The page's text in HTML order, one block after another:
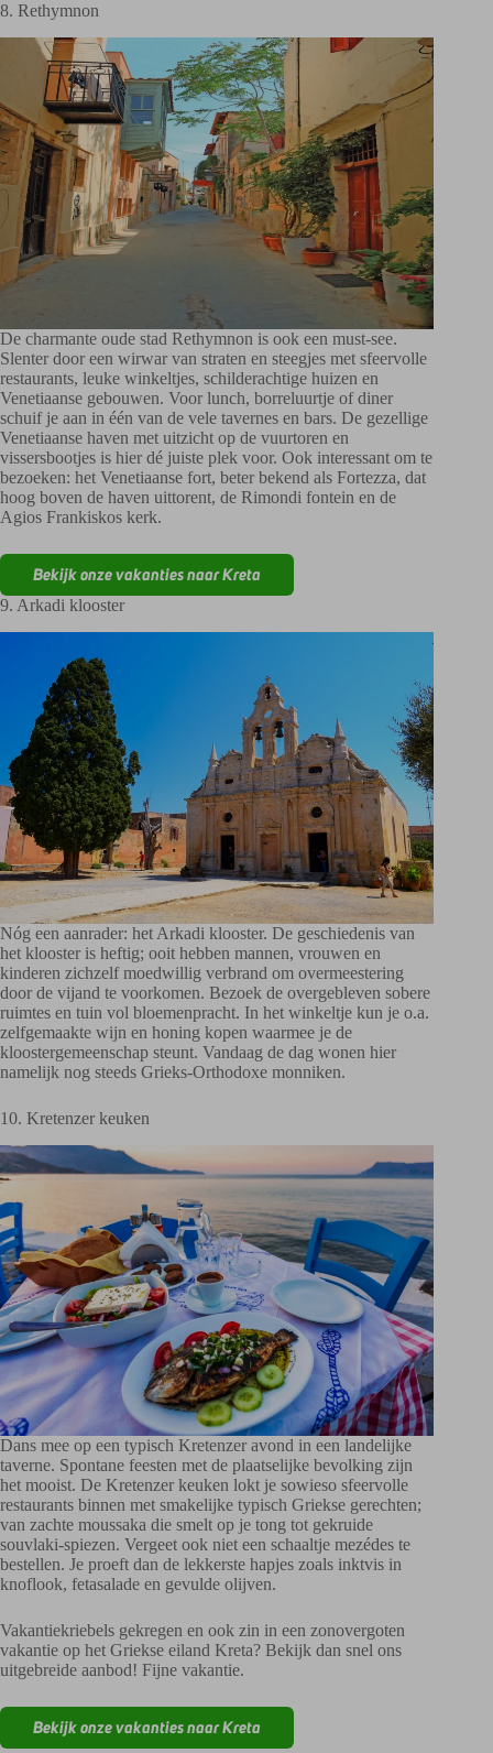
8. Rethymnon
De charmante oude stad Rethymnon is ook een must-see.
Slenter door een wirwar van straten en steegjes met sfeervolle
restaurants, leuke winkeltjes, schilderachtige huizen en
Venetiaanse gebouwen. Voor lunch, borreluurtje of diner
schuif je aan in één van de vele tavernes en bars. De gezellige
Venetiaanse haven met uitzicht op de vuurtoren en
vissersbootjes is hier dé juiste plek voor. Ook interessant om te
bezoeken: het Venetiaanse fort, beter bekend als Fortezza, dat
hoog boven de haven uittorent, de Rimondi fontein en de
Agios Frankiskos kerk.
Bekijk onze vakanties naar Kreta
9. Arkadi klooster
Nóg een aanrader: het Arkadi klooster. De geschiedenis van
het klooster is heftig; ooit hebben mannen, vrouwen en
kinderen zichzelf moedwillig verbrand om overmeestering
door de vijand te voorkomen. Bezoek de overgebleven sobere
ruimtes en tuin vol bloemenpracht. In het winkeltje kun je o.a.
zelfgemaakte wijn en honing kopen waarmee je de
kloostergemeenschap steunt. Vandaag de dag wonen hier
namelijk nog steeds Grieks-Orthodoxe monniken.
10. Kretenzer keuken
Dans mee op een typisch Kretenzer avond in een landelijke
taverne. Spontane feesten met de plaatselijke bevolking zijn
het mooist. De Kretenzer keuken lokt je sowieso sfeervolle
restaurants binnen met smakelijke typisch Griekse gerechten;
van zachte moussaka die smelt op je tong tot gekruide
souvlaki-spiezen. Vergeet ook niet een schaaltje mezédes te
bestellen. Je proeft dan de lekkerste hapjes zoals inktvis in
knoflook, fetasalade en gevulde olijven.
Vakantiekriebels gekregen en ook zin in een zonovergoten
vakantie op het Griekse eiland Kreta? Bekijk dan snel ons
uitgebreide aanbod! Fijne vakantie.
Bekijk onze vakanties naar Kreta